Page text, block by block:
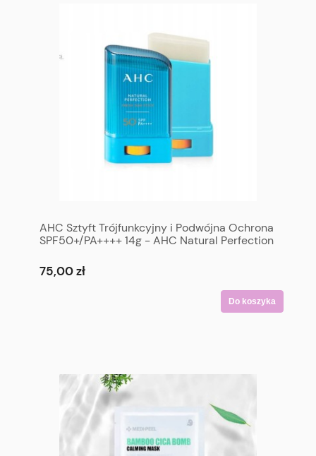
AHC Sztyft Trójfunkcyjny i Podwójna Ochrona
SPF50+/PA++++ 14g - AHC Natural Perfection
75,00 zł
Do koszyka